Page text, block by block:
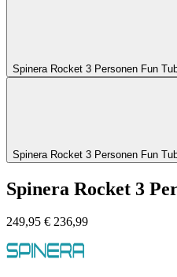
Spinera Rocket 3
249,95 € 236,99